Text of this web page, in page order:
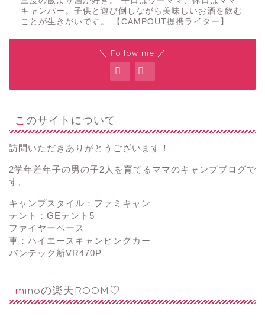
キャンパー。子供と遊び倒しながら美味しいお酒を飲む
ことが生きがいです。 【CAMPOUT提携ライター】
＼ Follow me ／
このサイトについて
訪問いただきありがとうございます！
2学年差年子の男の子2人を育てるママのキャンプブログで
す。
キャンプスタイル：ファミキャン
テント：GEテント5
ファイヤーベース
車：ハイエースキャンピングカー
バンテック新VR470P
minoの楽天ROOM♡